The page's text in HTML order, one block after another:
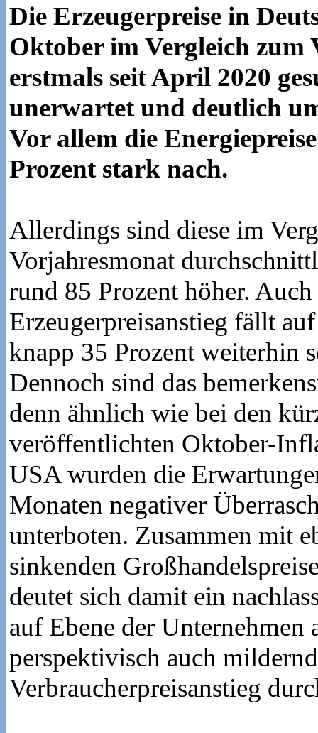
Die Erzeugerpreise in
Oktober im Vergleich zum
erstmals seit April 2020
unerwartet und deutlich
Vor allem die
Prozent stark nach.
Allerdings sind diese im
Vorjahresmonat
rund 85 Prozent höher. Auch
Erzeugerpreisanstieg fällt
knapp 35 Prozent weiterhin
Dennoch sind das
denn ähnlich wie bei den
veröffentlichten Oktober-
USA wurden die
Monaten negativer
unterboten. Zusammen mit
sinkenden
deutet sich damit ein
auf Ebene der Unternehmen
perspektivisch auch
Verbraucherpreisanstieg